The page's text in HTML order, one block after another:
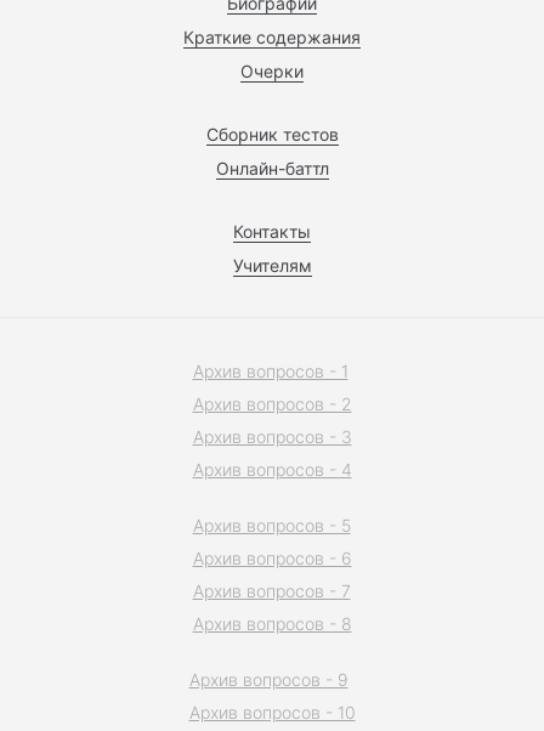
Краткие содержания
Очерки
Сборник тестов
Онлайн-баттл
Контакты
Учителям
Архив вопросов - 1
Архив вопросов - 2
Архив вопросов - 3
Архив вопросов - 4
Архив вопросов - 5
Архив вопросов - 6
Архив вопросов - 7
Архив вопросов - 8
Архив вопросов - 9
Архив вопросов - 10